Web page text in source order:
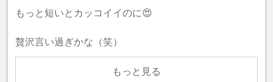
もっと短いとカッコイイのに😍
贅沢言い過ぎかな（笑）
もっと見る